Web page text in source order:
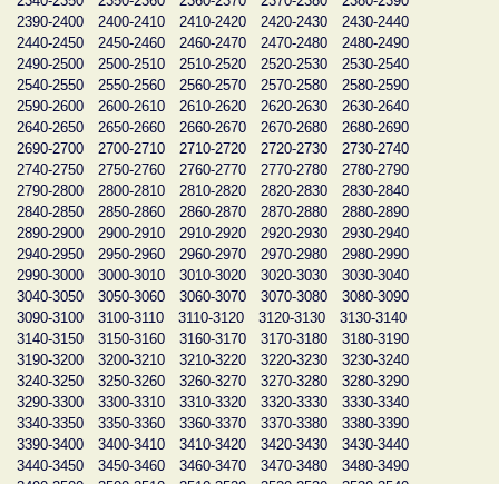
2390-2400
2400-2410 2410-2420 2420-2430
2430-2440
2440-2450
2450-2460 2460-2470 2470-2480
2480-2490
2490-2500
2500-2510 2510-2520 2520-2530
2530-2540
2540-2550
2550-2560 2560-2570 2570-2580
2580-2590
2590-2600
2600-2610 2610-2620 2620-2630
2630-2640
2640-2650
2650-2660 2660-2670 2670-2680
2680-2690
2690-2700
2700-2710 2710-2720 2720-2730
2730-2740
2740-2750
2750-2760 2760-2770 2770-2780
2780-2790
2790-2800
2800-2810 2810-2820 2820-2830
2830-2840
2840-2850
2850-2860 2860-2870 2870-2880
2880-2890
2890-2900
2900-2910 2910-2920 2920-2930
2930-2940
2940-2950
2950-2960 2960-2970 2970-2980
2980-2990
2990-3000
3000-3010 3010-3020 3020-3030
3030-3040
3040-3050
3050-3060 3060-3070 3070-3080
3080-3090
3090-3100
3100-3110 3110-3120 3120-3130
3130-3140
3140-3150
3150-3160 3160-3170 3170-3180
3180-3190
3190-3200
3200-3210 3210-3220 3220-3230
3230-3240
3240-3250
3250-3260 3260-3270 3270-3280
3280-3290
3290-3300
3300-3310 3310-3320 3320-3330
3330-3340
3340-3350
3350-3360 3360-3370 3370-3380
3380-3390
3390-3400
3400-3410 3410-3420 3420-3430
3430-3440
3440-3450
3450-3460 3460-3470 3470-3480
3480-3490